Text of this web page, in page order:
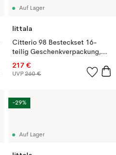
Auf Lager
Iittala
Citterio 98 Besteckset 16-
teilig Geschenkverpackung,
Blank rostfreier Stahl
217 €
UVP 260 €
Auf Lager
-29%